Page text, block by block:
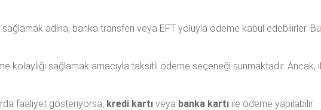
sağlamak adına, banka transferi veya EFT yoluyla ödeme kabul edebilirler.
kolaylığı sağlamak amacıyla taksitli ödeme seçeneği sunmaktadır.
faaliyet gösteriyorsa, kredi kartı veya banka kartı ile ödeme yapılabilir.